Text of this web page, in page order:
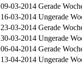
09-03-2014 Gerade
16-03-2014 Ungerade
23-03-2014 Gerade
30-03-2014 Ungerade
06-04-2014 Gerade
13-04-2014 Ungerade